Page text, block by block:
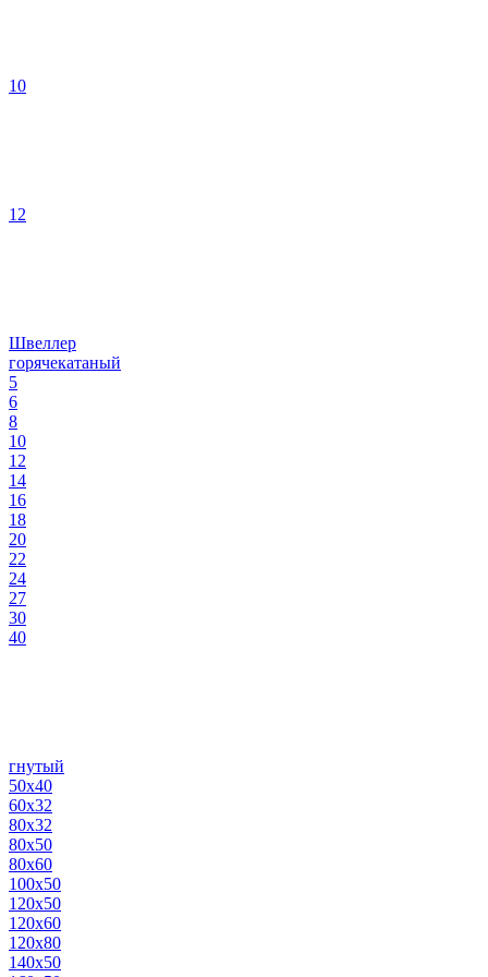
10
12
Швеллер
горячекатаный
5
6
8
10
12
14
16
18
20
22
24
27
30
40
гнутый
50х40
60х32
80х32
80х50
80х60
100х50
120х50
120х60
120х80
140х50